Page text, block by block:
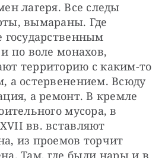
лагеря. Все следы
вымараны. Где
государственным
по воле монахов,
территорию с каким-то
а остервенением. Всюду
а ремонт. В кремле
мусора, в
вв. вставляют
из проемов торчит
Там, где были нары и в